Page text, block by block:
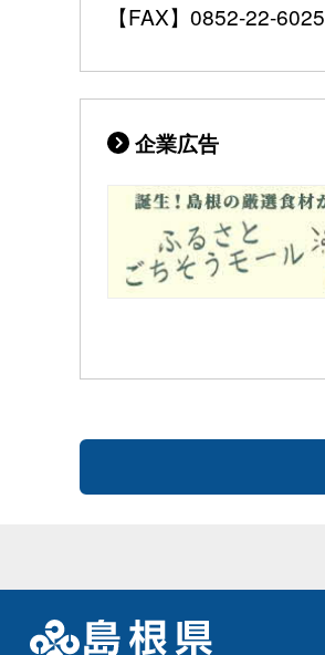
【FAX】0852-22-6025
企業広告